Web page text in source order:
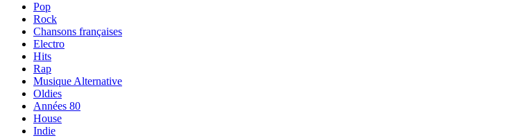
Pop
Rock
Chansons françaises
Electro
Hits
Rap
Musique Alternative
Oldies
Années 80
House
Indie